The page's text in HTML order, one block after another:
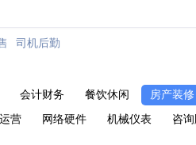
司机后勤
会计财务 餐饮休闲 房产装修
营 网络硬件 机械仪表 咨